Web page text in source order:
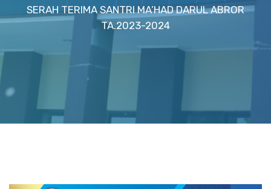
SERAH TERIMA SANTRI MA’HAD DARUL ABROR
TA.2023-2024